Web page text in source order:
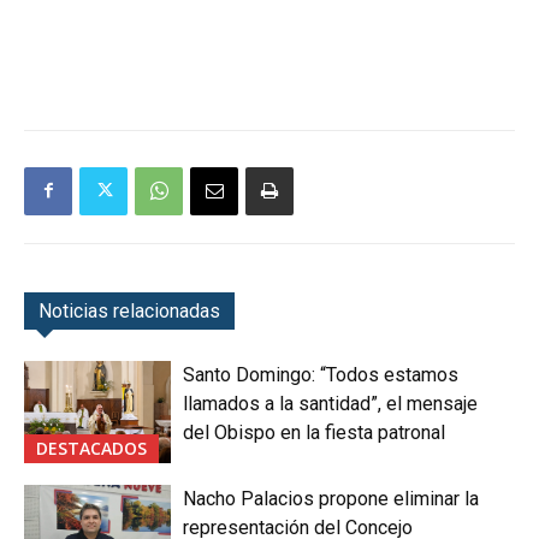
Noticias relacionadas
DESTACADOS
Santo Domingo: “Todos estamos
llamados a la santidad”, el mensaje
del Obispo en la fiesta patronal
Nacho Palacios propone eliminar la
representación del Concejo